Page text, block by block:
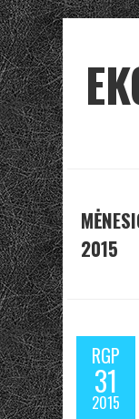
2015
RGP
31
2015